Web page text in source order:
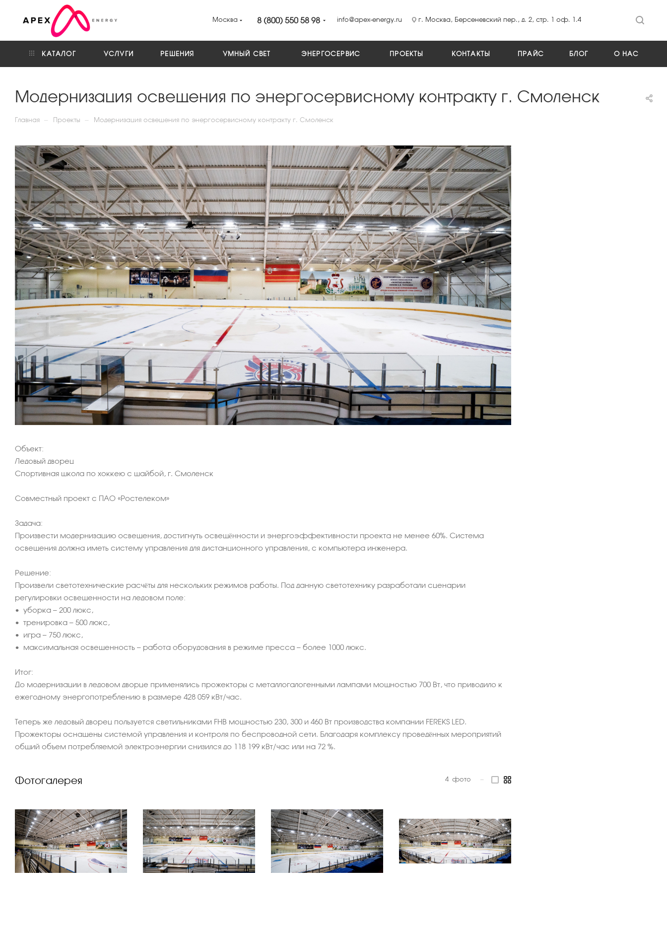
Москва 8 (800) 550 58 98 info@apex-energy.ru г. Москва, Берсеневский пер., д. 2, стр. 1 оф. 1.4
КАТАЛОГ УСЛУГИ РЕШЕНИЯ УМНЫЙ СВЕТ ЭНЕРГОСЕРВИС ПРОЕКТЫ КОНТАКТЫ ПРАЙС БЛОГ О НАС
Модернизация освещения по энергосервисному контракту г. Смоленск
Главная — Проекты — Модернизация освещения по энергосервисному контракту г. Смоленск
Объект:
Ледовый дворец
Спортивная школа по хоккею с шайбой, г. Смоленск
Совместный проект с ПАО «Ростелеком»
Задача:
Произвести модернизацию освещения, достигнуть освещённости и энергоэффективности проекта не менее 60%. Система
освещения должна иметь систему управления для дистанционного управления, с компьютера инженера.
Решение:
Произвели светотехнические расчёты для нескольких режимов работы. Под данную светотехнику разработали сценарии
регулировки освещенности на ледовом поле:
• уборка — 200 люкс,
• тренировка — 500 люкс,
• игра — 750 люкс,
• максимальная освещенность — работа оборудования в режиме пресса — более 1000 люкс.
Итог:
До модернизации в ледовом дворце применялись прожекторы с металлогалогенными лампами мощностью 700 Вт, что приводило к
ежегодному энергопотреблению в размере 428 059 кВт/час.
Теперь же ледовый дворец пользуется светильниками FHB мощностью 230, 300 и 460 Вт производства компании FEREKS LED.
Прожекторы оснащены системой управления и контроля по беспроводной сети. Благодаря комплексу проведённых мероприятий
общий объем потребляемой электроэнергии снизился до 118 199 кВт/час или на 72 %.
Фотогалерея 4 фото —